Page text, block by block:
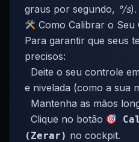
graus por segundo, °/s).
Como Calibrar o Seu
Para garantir que seus
precisos:
Deite o seu controle
e nivelada (como a sua
Mantenha as mãos
Clique no botão
(Zerar) no cockpit.